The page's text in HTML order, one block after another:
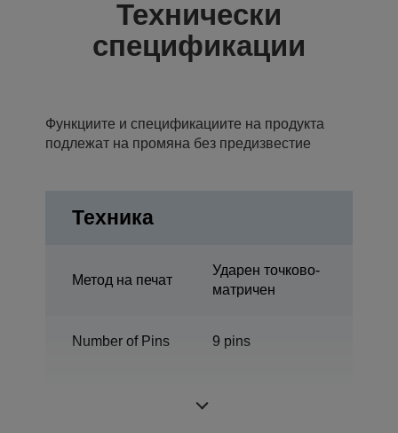
Технически
спецификации
Функциите и спецификациите на продукта
подлежат на промяна без предизвестие
Техника
Метод на печат
Ударен точково-
матричен
Number of Pins 9 pins